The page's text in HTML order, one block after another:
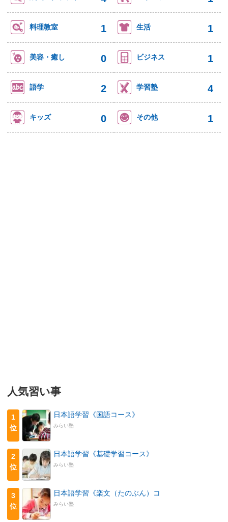
料理教室 1 生活 1
美容・癒し 0 ビジネス 1
語学 2 学習塾 4
キッズ 0 その他 1
人気習い事
1
位
日本語学習《国語コース》
みらい塾
2
位
日本語学習《基礎学習コース》
みらい塾
3
位
日本語学習《楽文（たのぶん）コ
みらい塾